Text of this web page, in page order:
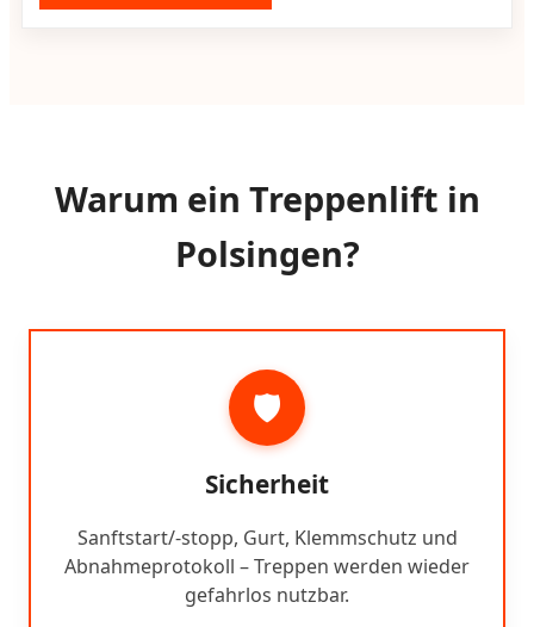
Warum ein Treppenlift in
Polsingen?
🛡️
Sicherheit
Sanftstart/-stopp, Gurt, Klemmschutz und
Abnahmeprotokoll – Treppen werden wieder
gefahrlos nutzbar.